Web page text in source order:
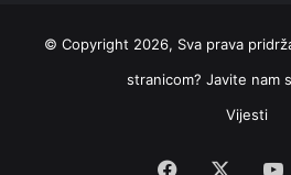
© Copyright 2026, Sva prava
stranicom? Javite nam
Vijesti
Facebook